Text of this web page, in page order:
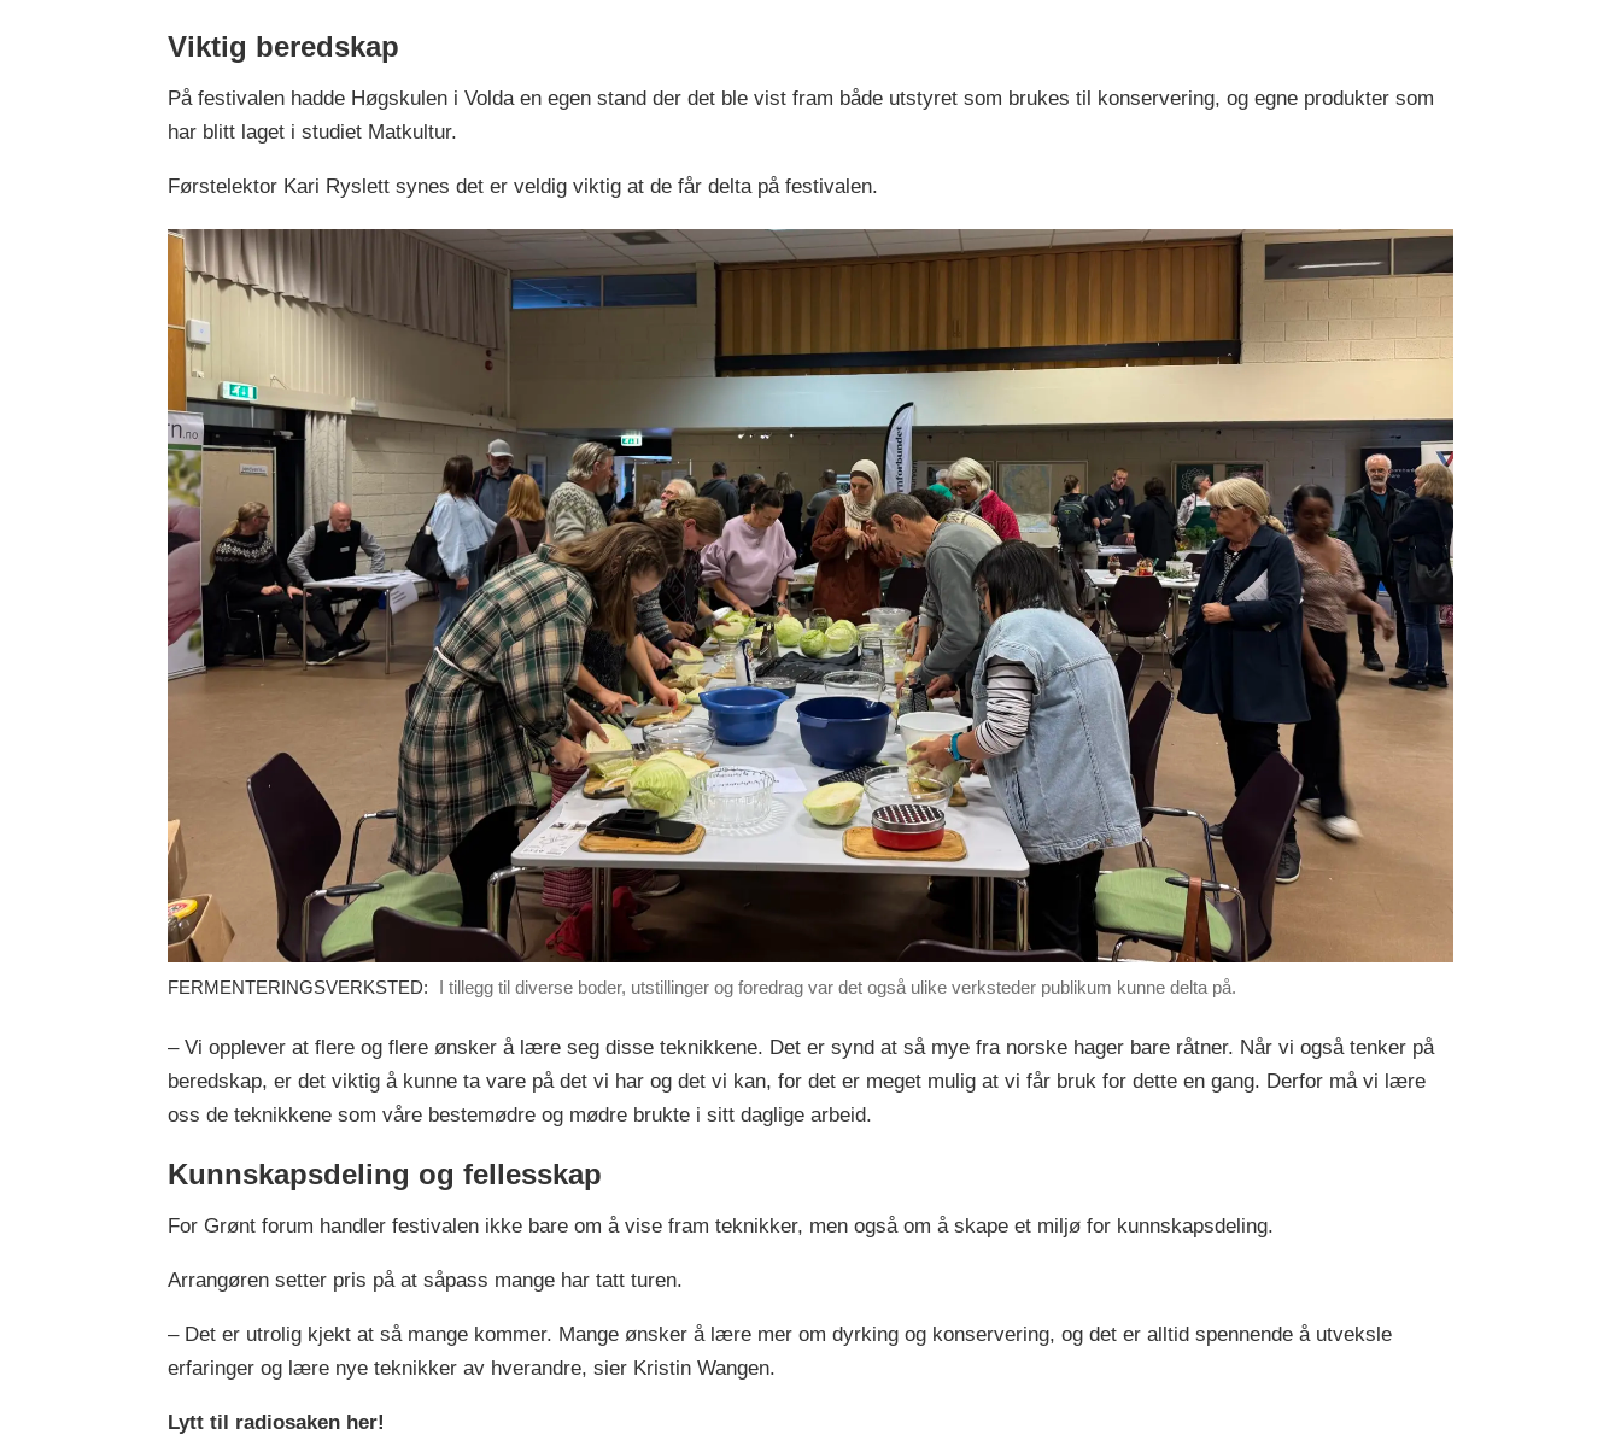
Viktig beredskap
På festivalen hadde Høgskulen i Volda en egen stand der det ble vist fram både utstyret som brukes til konservering, og egne produkter som
har blitt laget i studiet Matkultur.
Førstelektor Kari Ryslett synes det er veldig viktig at de får delta på festivalen.
FERMENTERINGSVERKSTED: I tillegg til diverse boder, utstillinger og foredrag var det også ulike verksteder publikum kunne delta på.
– Vi opplever at flere og flere ønsker å lære seg disse teknikkene. Det er synd at så mye fra norske hager bare råtner. Når vi også tenker på
beredskap, er det viktig å kunne ta vare på det vi har og det vi kan, for det er meget mulig at vi får bruk for dette en gang. Derfor må vi lære
oss de teknikkene som våre bestemødre og mødre brukte i sitt daglige arbeid.
Kunnskapsdeling og fellesskap
For Grønt forum handler festivalen ikke bare om å vise fram teknikker, men også om å skape et miljø for kunnskapsdeling.
Arrangøren setter pris på at såpass mange har tatt turen.
– Det er utrolig kjekt at så mange kommer. Mange ønsker å lære mer om dyrking og konservering, og det er alltid spennende å utveksle
erfaringer og lære nye teknikker av hverandre, sier Kristin Wangen.
Lytt til radiosaken her!